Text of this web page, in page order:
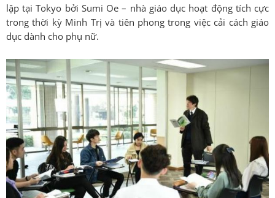
lập tại Tokyo bởi Sumi Oe – nhà giáo dục hoạt động tích cực
trong thời kỳ Minh Trị và tiên phong trong việc cải cách giáo
dục dành cho phụ nữ.